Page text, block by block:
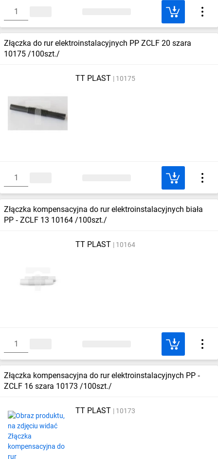
Złączka do rur elektroinstalacyjnych PP ZCLF 20 szara
10175 /100szt./
TT PLAST 10175
Złączka kompensacyjna do rur elektroinstalacyjnych biała
PP ‑ ZCLF 13 10164 /100szt./
TT PLAST 10164
Złączka kompensacyjna do rur elektroinstalacyjnych PP ‑
ZCLF 16 szara 10173 /100szt./
TT PLAST 10173